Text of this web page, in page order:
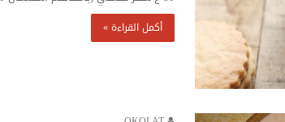
أكمل القراءة »